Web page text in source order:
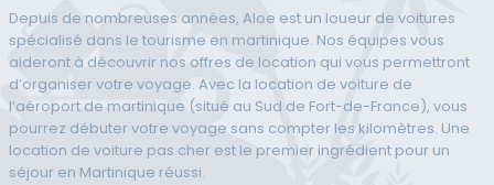
Depuis de nombreuses années, Aloe est un loueur de voitures
spécialisé dans le tourisme en martinique. Nos équipes vous
aideront à découvrir nos offres de location qui vous permettront
d’organiser votre voyage. Avec la location de voiture de
l’aéroport de martinique (situé au Sud de Fort-de-France), vous
pourrez débuter votre voyage sans compter les kilomètres. Une
location de voiture pas cher est le premier ingrédient pour un
séjour en Martinique réussi.